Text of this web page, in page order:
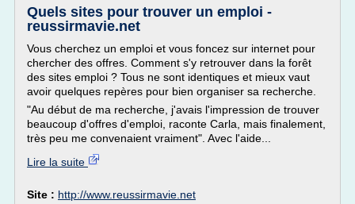
Quels sites pour trouver un emploi -
reussirmavie.net
Vous cherchez un emploi et vous foncez sur internet pour
chercher des offres. Comment s'y retrouver dans la forêt
des sites emploi ? Tous ne sont identiques et mieux vaut
avoir quelques repères pour bien organiser sa recherche.
"Au début de ma recherche, j'avais l'impression de trouver
beaucoup d'offres d'emploi, raconte Carla, mais finalement,
très peu me convenaient vraiment". Avec l'aide...
Lire la suite
Site : http://www.reussirmavie.net